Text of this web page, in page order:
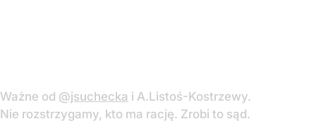
Ważne od @jsuchecka i A.Listoś-Kostrzewy.
Nie rozstrzygamy, kto ma rację. Zrobi to sąd.